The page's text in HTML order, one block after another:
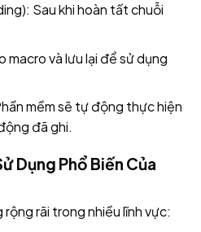
Sau khi hoàn tất chuỗi
và lưu lại để sử dụng
mềm sẽ tự động thực hiện
đã ghi.
Dụng Phổ Biến Của
rãi trong nhiều lĩnh vực: